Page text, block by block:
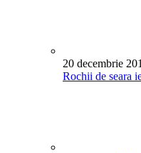
20 decembrie
Rochii de seara